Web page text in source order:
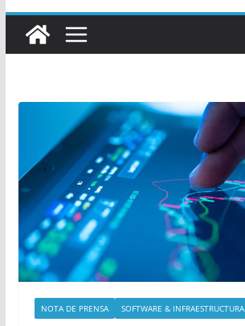
NOTA DE PRENSA SOFTWARE & INFRAESTRUCTURA